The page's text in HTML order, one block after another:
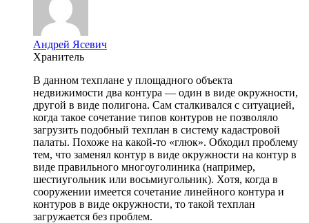
Андрей Ясевич
Хранитель
В данном техплане у площадного объекта
недвижимости два контура — один в виде окружности,
другой в виде полигона. Сам сталкивался с ситуацией,
когда такое сочетание типов контуров не позволяло
загрузить подобный техплан в систему кадастровой
палаты. Похоже на какой-то «глюк». Обходил проблему
тем, что заменял контур в виде окружности на контур в
виде правильного многоуголиника (например,
шестиугольник или восьмиугольник). Хотя, когда в
сооружении имеется сочетание линейного контура и
контуров в виде окружности, то такой техплан
загружается без проблем.